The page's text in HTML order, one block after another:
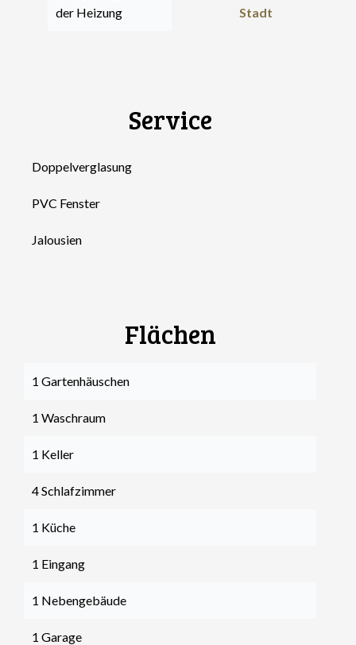
der Heizung
Stadt
Service
Doppelverglasung
PVC Fenster
Jalousien
Flächen
1 Gartenhäuschen
1 Waschraum
1 Keller
4 Schlafzimmer
1 Küche
1 Eingang
1 Nebengebäude
1 Garage